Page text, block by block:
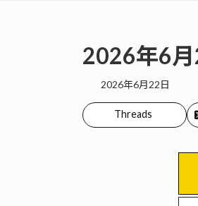
2026年6
2026年6月22日
Threads